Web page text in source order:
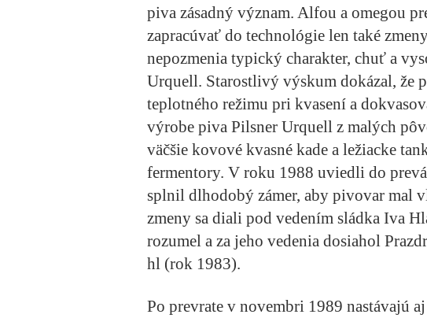
piva zásadný význam. Alfou a omegou
zapracúvať do technológie len také
nepozmenia typický charakter, chuť a
Urquell. Starostlivý výskum dokázal, že
teplotného režimu pri kvasení a
výrobe piva Pilsner Urquell z malých
väčšie kovové kvasné kade a ležiacke
fermentory. V roku 1988 uviedli do
splnil dlhodobý zámer, aby pivovar mal
zmeny sa diali pod vedením sládka Iva
rozumel a za jeho vedenia dosiahol
hl (rok 1983).
Po prevrate v novembri 1989 nastávajú